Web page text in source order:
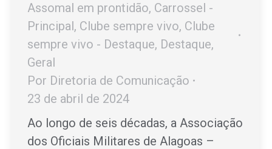
Assomal em prontidão, Carrossel -
Principal, Clube sempre vivo, Clube
sempre vivo - Destaque, Destaque,
Geral
Por Diretoria de Comunicação
23 de abril de 2024
Ao longo de seis décadas, a Associação
dos Oficiais Militares de Alagoas –